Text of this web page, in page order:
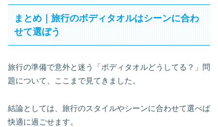
まとめ｜旅行のボディタオルはシーンに合わ
せて選ぼう
旅行の準備で意外と迷う「ボディタオルどうしてる？」問
題について、ここまで見てきました。
結論としては、旅行のスタイルやシーンに合わせて選べば
快適に過ごせます。